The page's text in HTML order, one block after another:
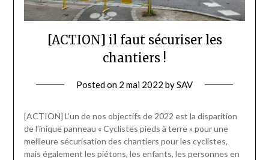
[ACTION] il faut sécuriser les
chantiers !
Posted on 2 mai 2022 bySAV
[ACTION] L’un de nos objectifs de 2022 est la disparition
de l’inique panneau « Cyclistes pieds à terre » pour une
meilleure sécurisation des chantiers pour les cyclistes,
mais également les piétons, les enfants, les personnes en